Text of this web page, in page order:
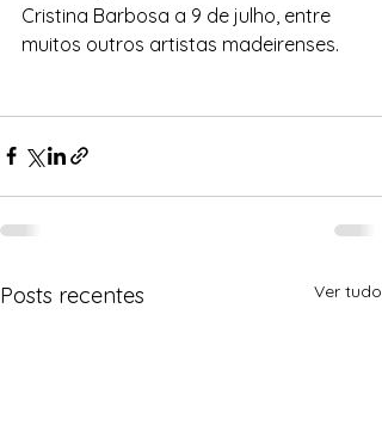
Cristina Barbosa a 9 de julho, entre
muitos outros artistas madeirenses.
Posts recentes Ver tudo